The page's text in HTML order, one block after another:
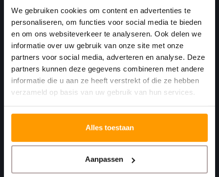
We gebruiken cookies om content en advertenties te
personaliseren, om functies voor social media te bieden
en om ons websiteverkeer te analyseren. Ook delen we
informatie over uw gebruik van onze site met onze
partners voor social media, adverteren en analyse. Deze
partners kunnen deze gegevens combineren met andere
informatie die u aan ze heeft verstrekt of die ze hebben
verzameld op basis van uw gebruik van hun services.
Alles toestaan
Aanpassen
Print. Plak. Klaar. Met een partner die met je
meedenkt.
Havenkant 6
Moerdijk Nederland
+31 (0)613461456
info@euro-label.nl